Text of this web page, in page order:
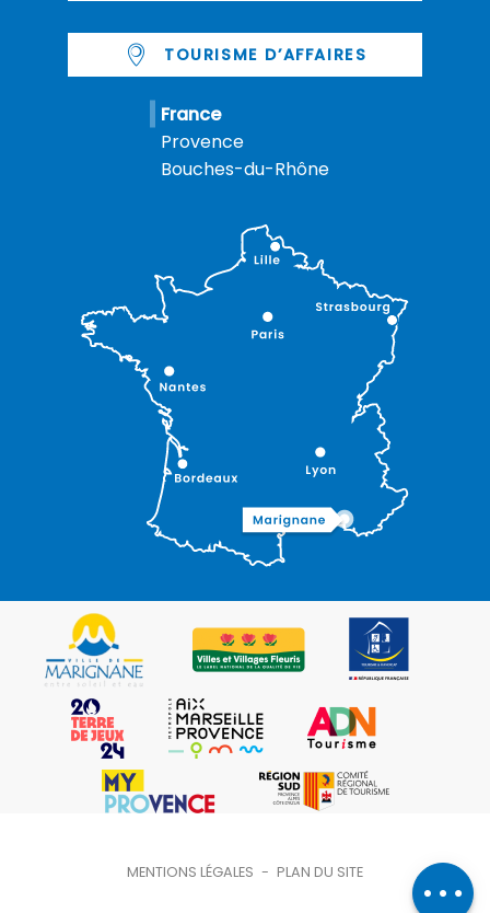
Ouvertures
TOURISME D’AFFAIRES
France
Provence
Bouches-du-Rhône
MENTIONS LÉGALES - PLAN DU SITE